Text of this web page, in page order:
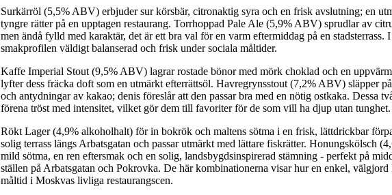
Surkärröl (5,5% ABV) erbjuder sur körsbär, citronaktig syra och en frisk avslutning; en
tyngre rätter på en upptagen restaurang. Torrhoppad Pale Ale (5,9% ABV) sprudlar av
men ändå fylld med karaktär, det är ett bra val för en varm eftermiddag på en stadsterrass.
smakprofilen väldigt balanserad och frisk under sociala måltider.
Kaffe Imperial Stout (9,5% ABV) lagrar rostade bönor med mörk choklad och en
lyfter dess fräcka doft som en utmärkt efterrättsöl. Havregrynsstout (7,2% ABV) släpper
och antydningar av kakao; denis föreslår att den passar bra med en nötig ostkaka. Dessa
förena tröst med intensitet, vilket gör dem till favoriter för de som vill ha djup utan tunghet.
Rökt Lager (4,9% alkoholhalt) för in bokrök och maltens sötma i en frisk, lättdrickbar
solig terrass längs Arbatsgatan och passar utmärkt med lättare fiskrätter. Honungskölsch
mild sötma, en ren eftersmak och en solig, landsbygdsinspirerad stämning - perfekt på
ställen på Arbatsgatan och Pokrovka. De här kombinationerna visar hur en enkel,
måltid i Moskvas livliga restaurangscen.